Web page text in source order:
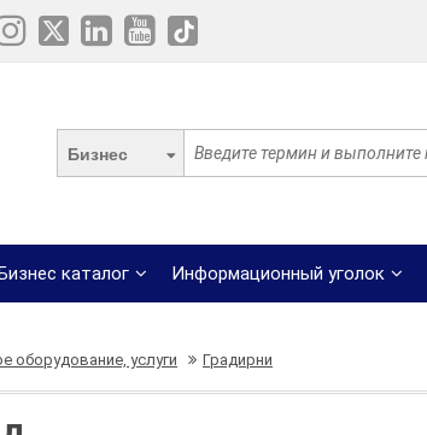
Бизнес
каталог Информационный уголок
оборудование, услуги Градирни